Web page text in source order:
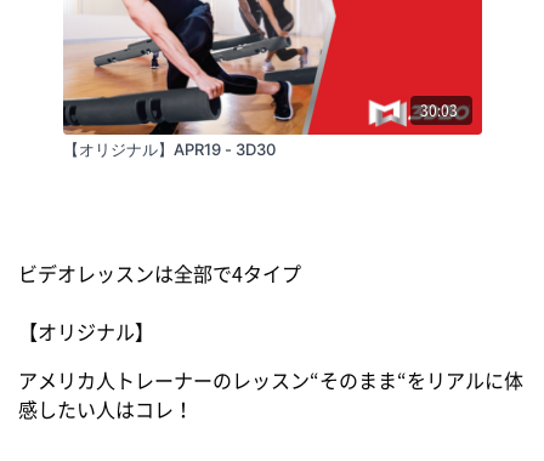
30:03
【オリジナル】APR19 - 3D30
ビデオレッスンは全部で4タイプ
【オリジナル】
アメリカ人トレーナーのレッスン“そのまま“をリアルに体
感したい人はコレ！